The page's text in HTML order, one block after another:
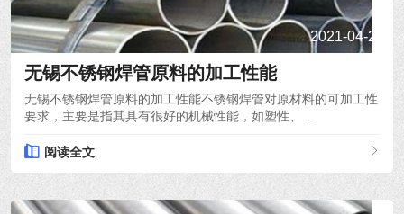
2021-04-22
无锡不锈钢焊管原料的加工性能
无锡不锈钢焊管原料的加工性能不锈钢焊管对原材料的可加工性
要求，主要是指其具有很好的机械性能，如塑性、...
阅读全文